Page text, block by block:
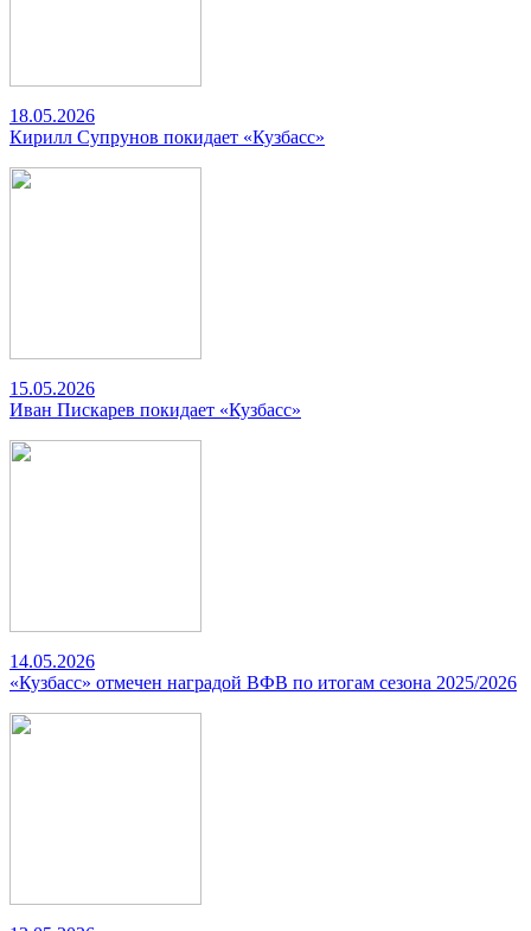
18.05.2026
Кирилл Супрунов покидает «Кузбасс»
15.05.2026
Иван Пискарев покидает «Кузбасс»
14.05.2026
«Кузбасс» отмечен наградой ВФВ по итогам сезона 2025/2026